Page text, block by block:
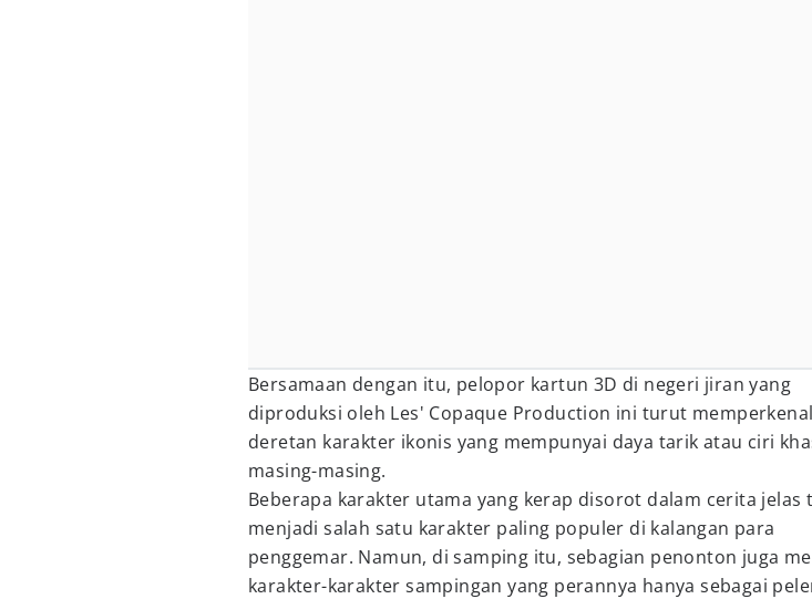
Bersamaan dengan itu, pelopor kartun 3D di negeri jiran yang
diproduksi oleh Les' Copaque Production ini turut
deretan karakter ikonis yang mempunyai daya tarik atau ciri
masing-masing.
Beberapa karakter utama yang kerap disorot dalam cerita jelas
menjadi salah satu karakter paling populer di kalangan para
penggemar. Namun, di samping itu, sebagian penonton juga
karakter-karakter sampingan yang perannya hanya sebagai